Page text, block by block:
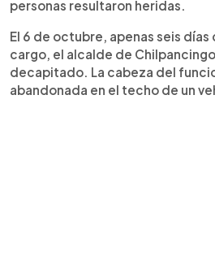
personas resultaron heridas.
El 6 de octubre, apenas seis días
cargo, el alcalde de
decapitado. La cabeza del
abandonada en el techo de un